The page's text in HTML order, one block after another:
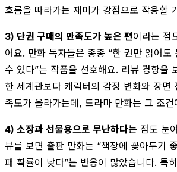
흐름을 따라가는 재미가 강점으로 작용할
3) 단권 구매의 만족도가 높은 편이라는 점
어요. 만화 독자들은 종종 “한 권만 읽어도
수 있다”는 작품을 선호해요. 리뷰 경향을
한 세계관보다 캐릭터의 감정 변화와 장면
족도가 올라가는데, 드라마 만화는 그 조
4) 소장과 선물용으로 무난하다는 점도 눈
뷰를 보면 출판 만화는 “책장에 꽂아두기
패 확률이 낮다”는 반응이 많았습니다. 특